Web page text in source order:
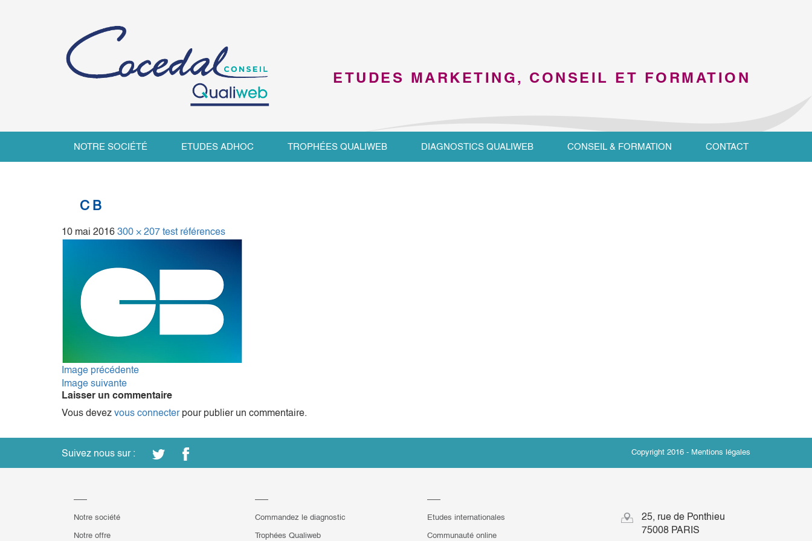
ETUDES MARKETING, CONSEIL ET FORMATION
NOTRE SOCIÉTÉ ETUDES ADHOC TROPHÉES QUALIWEB DIAGNOSTICS QUALIWEB CONSEIL & FORMATION CONTACT
CB
10 mai 2016 300 × 207 test références
Image précédente
Image suivante
Laisser un commentaire
Vous devez vous connecterpour publier un commentaire.
Suivez nous sur : Copyright 2016 - Mentions légales
Notre société
Notre offre
Commandez le diagnostic
Trophées Qualiweb
Etudes internationales
Communauté online
25, rue de Ponthieu
75008 PARIS